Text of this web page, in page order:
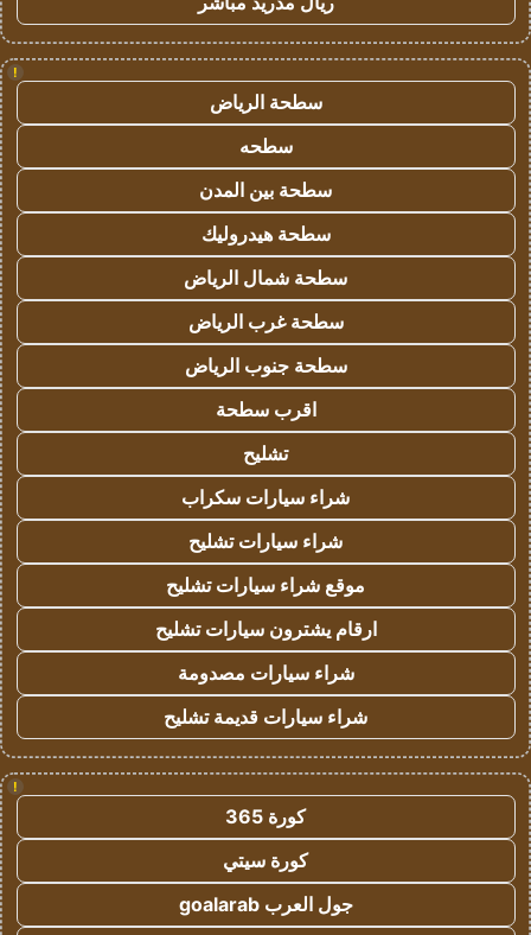
!
سطحة الرياض
سطحه
سطحة بين المدن
سطحة هيدروليك
سطحة شمال الرياض
سطحة غرب الرياض
سطحة جنوب الرياض
اقرب سطحة
تشليح
شراء سيارات سكراب
شراء سيارات تشليح
موقع شراء سيارات تشليح
ارقام يشترون سيارات تشليح
شراء سيارات مصدومة
شراء سيارات قديمة تشليح
!
كورة 365
كورة سيتي
جول العرب goalarab